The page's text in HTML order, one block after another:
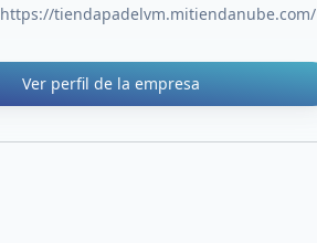
https://tiendapadelvm.mitiendanube.com/
Ver perfil de la empresa